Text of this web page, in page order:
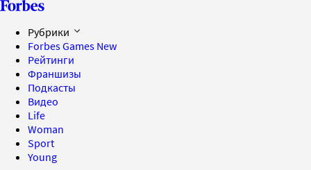
Рубрики
Forbes Games New
Рейтинги
Франшизы
Подкасты
Видео
Life
Woman
Sport
Young